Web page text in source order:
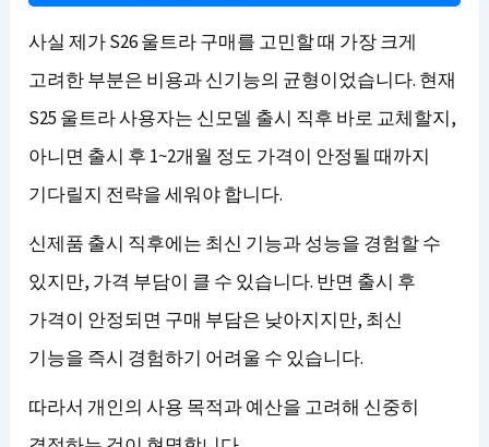
사실 제가 S26 울트라 구매를 고민할 때 가장 크게
고려한 부분은 비용과 신기능의 균형이었습니다. 현재
S25 울트라 사용자는 신모델 출시 직후 바로 교체할지,
아니면 출시 후 1~2개월 정도 가격이 안정될 때까지
기다릴지 전략을 세워야 합니다.
신제품 출시 직후에는 최신 기능과 성능을 경험할 수
있지만, 가격 부담이 클 수 있습니다. 반면 출시 후
가격이 안정되면 구매 부담은 낮아지지만, 최신
기능을 즉시 경험하기 어려울 수 있습니다.
따라서 개인의 사용 목적과 예산을 고려해 신중히